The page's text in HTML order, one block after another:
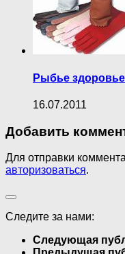
Рыбье здоровье
16.07.2011
Добавить
Для отправки
авторизоваться.
Следите за нами:
Следующая